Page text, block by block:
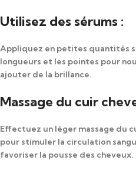
Utilisez des sérums :
Appliquez en petites quantités
longueurs et les pointes pour
ajouter de la brillance.
Massage du cuir
Effectuez un léger massage du
pour stimuler la circulation
favoriser la pousse des cheveux.